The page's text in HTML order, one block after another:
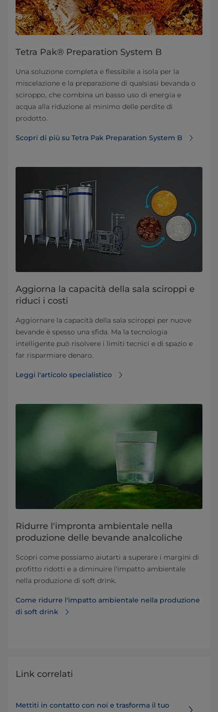
Tetra Pak® Preparation System B
Una soluzione completa e flessibile a isola per la
miscelazione e la preparazione di qualsiasi bevanda o
sciroppo, che combina un basso uso di energia e
acqua alla riduzione al minimo delle perdite di
prodotto.
Scopri di più su Tetra Pak Preparation System B
Aggiorna la capacità della sala sciroppi e
riduci i costi
Aggiornare la capacità della sala sciroppi per nuove
bevande è spesso una sfida. Ma la tecnologia
intelligente può risolvere i limiti tecnici e di spazio e
far risparmiare denaro.
Leggi l'articolo specialistico
Ridurre l'impronta ambientale nella
produzione delle bevande analcoliche
Scopri come possiamo aiutarti a superare i margini di
profitto ridotti e a diminuire l'impatto ambientale
nella produzione di soft drink.
Come ridurre l'impatto ambientale nella produzione
di soft drink
Link correlati
Mettiti in contatto con noi e trasforma il tuo